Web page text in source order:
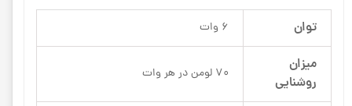
توان 6 وات
میزان
روشنایی
70 لومن در هر وات